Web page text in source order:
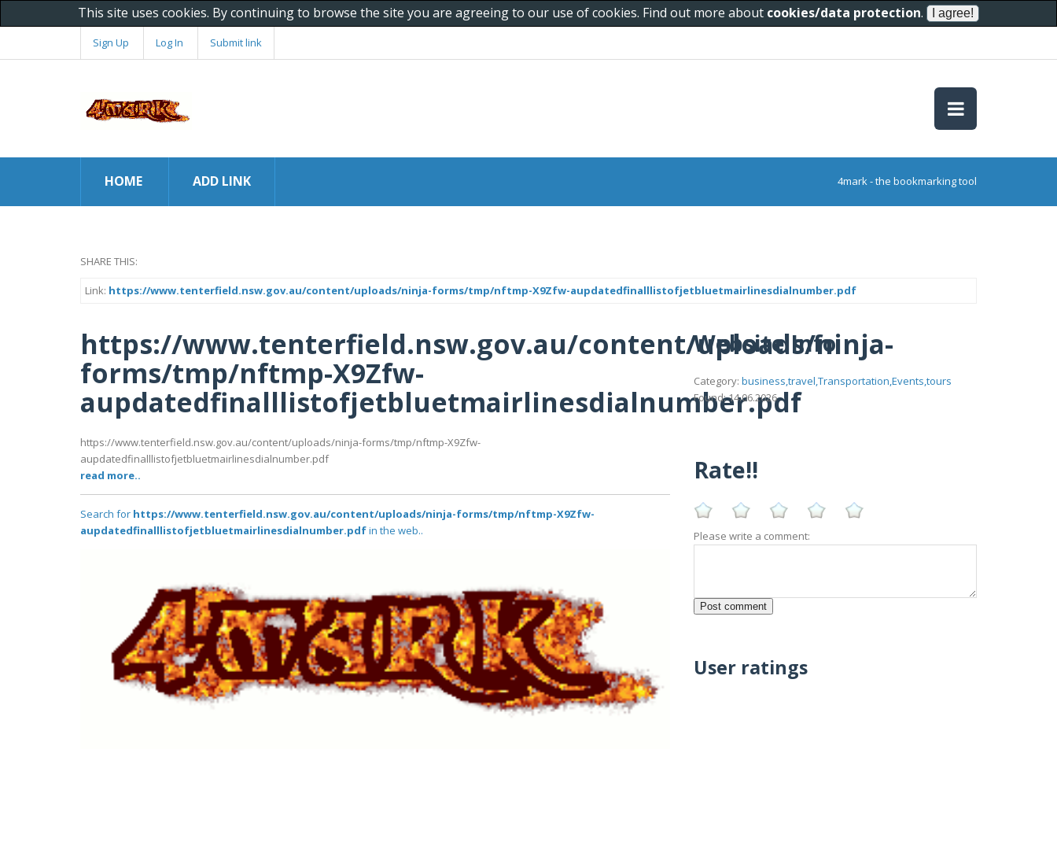
This site uses cookies. By continuing to browse the site you are agreeing to our use of cookies. Find out more about cookies/data protection.
Sign Up Log In Submit link
HOME ADD LINK 4mark - the bookmarking tool
SHARE THIS:
Link: https://www.tenterfield.nsw.gov.au/content/uploads/ninja-forms/tmp/nftmp-X9Zfw-aupdatedfinalllistofjetbluetmairlinesdialnumber.pdf
https://www.tenterfield.nsw.gov.au/content/uploads/ninja-
forms/tmp/nftmp-X9Zfw-
aupdatedfinalllistofjetbluetmairlinesdialnumber.pdf
https://www.tenterfield.nsw.gov.au/content/uploads/ninja-forms/tmp/nftmp-X9Zfw-
aupdatedfinalllistofjetbluetmairlinesdialnumber.pdf
read more..
Search for https://www.tenterfield.nsw.gov.au/content/uploads/ninja-forms/tmp/nftmp-X9Zfw-
aupdatedfinalllistofjetbluetmairlinesdialnumber.pdfin the web..
Website Info
Category: business,travel,Transportation,Events,tours
Found: 14.06.2026
Rate!!
Please write a comment:
User ratings